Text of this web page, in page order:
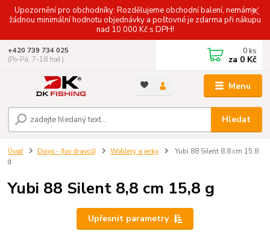
Upozornění pro obchodníky: Rozdělujeme obchodní balení, nemáme
žádnou minimální hodnotu objednávky a poštovné je zdarma při nákupu
nad 10 000 Kč s DPH!
Menu
Hledat
+420 739 734 025
(Po-Pá, 7-18 hod.)
0 ks
za 0 Kč
Úvod Doiyo - (lov dravců) Woblery a jerky
Yubi 88 Silent 8,8 cm 15,8
g
Yubi 88 Silent 8,8 cm 15,8 g
Upřesnit parametry